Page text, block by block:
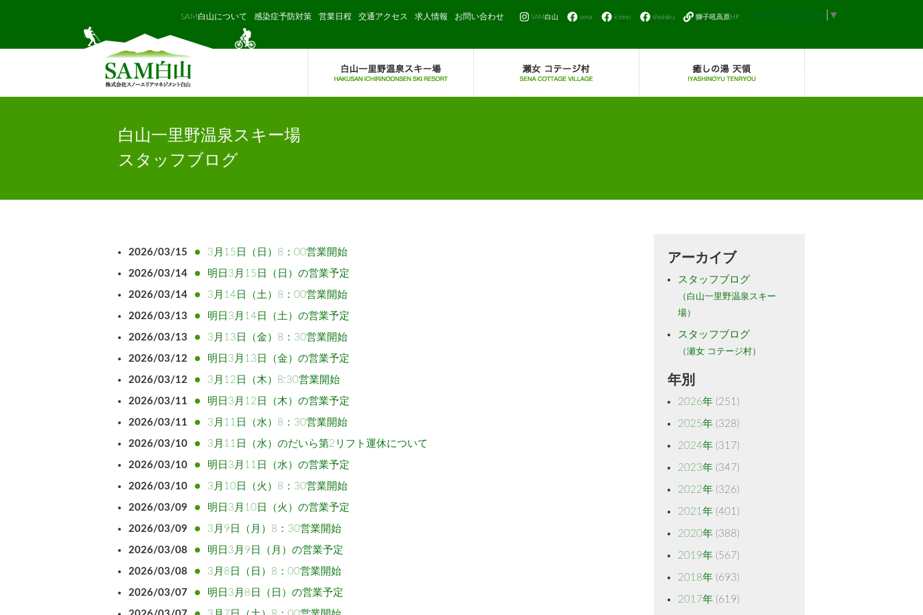
SAM白山 sena icirino shishiku 獅子吼高原HP
SAM白山について 感染症予防対策 営業日程 交通アクセス 求人情報 お問い合わせ Select Language ▼
白山一里野温泉スキー場
スタッフブログ
2026/03/15 3月15日（日）8：00営業開始
2026/03/14 明日3月15日（日）の営業予定
2026/03/14 3月14日（土）8：00営業開始
2026/03/13 明日3月14日（土）の営業予定
2026/03/13 3月13日（金）8：30営業開始
2026/03/12 明日3月13日（金）の営業予定
2026/03/12 3月12日（木）8:30営業開始
2026/03/11 明日3月12日（木）の営業予定
2026/03/11 3月11日（水）8：30営業開始
2026/03/10 3月11日（水）のだいら第2リフト運休について
2026/03/10 明日3月11日（水）の営業予定
2026/03/10 3月10日（火）8：30営業開始
2026/03/09 明日3月10日（火）の営業予定
2026/03/09 3月9日（月）8：30営業開始
2026/03/08 明日3月9日（月）の営業予定
2026/03/08 3月8日（日）8：00営業開始
2026/03/07 明日3月8日（日）の営業予定
アーカイブ
スタッフブログ
（白山一里野温泉スキー
場）
スタッフブログ
（瀬女 コテージ村）
年別
2026年 (251)
2025年 (328)
2024年 (317)
2023年 (347)
2022年 (326)
2021年 (401)
2020年 (388)
2019年 (567)
2018年 (693)
2017年 (619)